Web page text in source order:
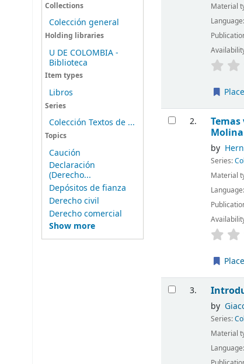
Collections
Colección general
Holding libraries
U DE COLOMBIA -
Biblioteca
Item types
Libros
Series
Colección Textos de ...
Topics
Caución
Declaración
(Derecho...
Depósitos de fianza
Derecho civil
Derecho comercial
Show more
Material
2.
by
Series:
Material
3.
by
Series:
Material